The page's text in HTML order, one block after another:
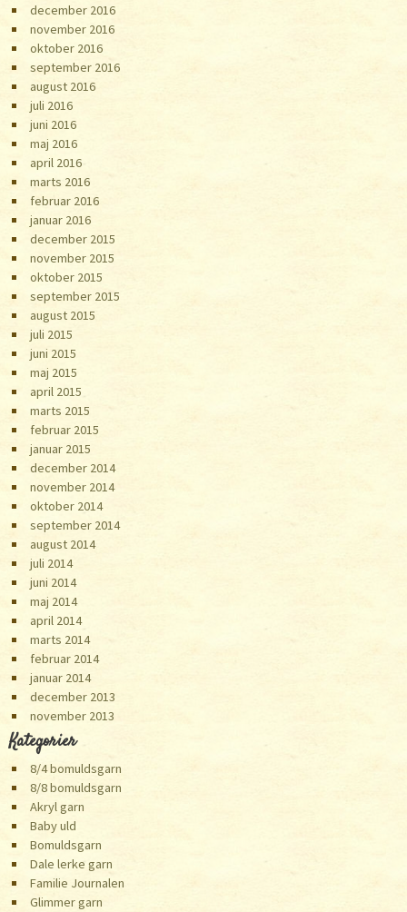
december 2016
november 2016
oktober 2016
september 2016
august 2016
juli 2016
juni 2016
maj 2016
april 2016
marts 2016
februar 2016
januar 2016
december 2015
november 2015
oktober 2015
september 2015
august 2015
juli 2015
juni 2015
maj 2015
april 2015
marts 2015
februar 2015
januar 2015
december 2014
november 2014
oktober 2014
september 2014
august 2014
juli 2014
juni 2014
maj 2014
april 2014
marts 2014
februar 2014
januar 2014
december 2013
november 2013
Kategorier
8/4 bomuldsgarn
8/8 bomuldsgarn
Akryl garn
Baby uld
Bomuldsgarn
Dale lerke garn
Familie Journalen
Glimmer garn